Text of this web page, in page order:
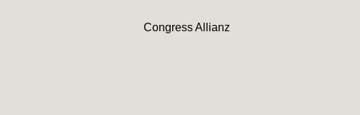
Congress Allianz